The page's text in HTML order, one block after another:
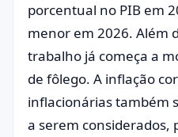
porcentual no PIB em
menor em 2026. Além
trabalho já começa a
de fôlego. A inflação
inflacionárias também
a serem considerados,